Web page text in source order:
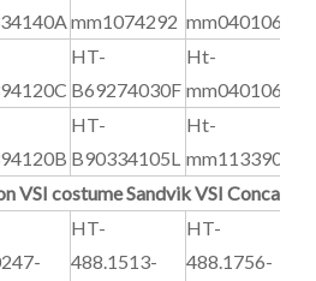
mm1074292 mm0401066
HT-
B69274030F
Ht-
mm0401067
HT-
B90334105L
Ht-
mm1133902
VSI costume Sandvik VSI
HT-
488.1513-
HT-
488.1756-